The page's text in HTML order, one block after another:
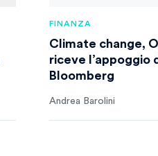
FINANZA
Climate change,
riceve l’appoggio
Bloomberg
Andrea Barolini